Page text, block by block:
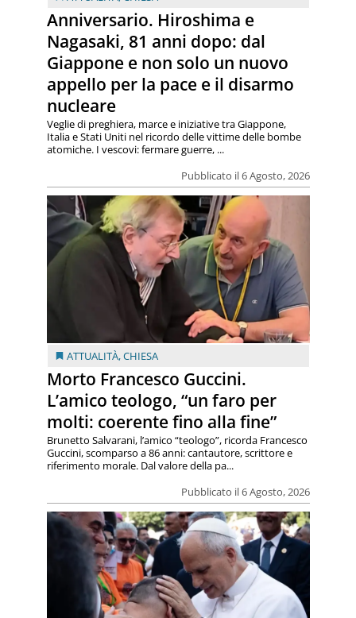
Anniversario. Hiroshima e
Nagasaki, 81 anni dopo: dal
Giappone e non solo un nuovo
appello per la pace e il disarmo
nucleare
Pubblicato il 6 Agosto, 2026
Veglie di preghiera, marce e iniziative tra Giappone,
Italia e Stati Uniti nel ricordo delle vittime delle bombe
atomiche. I vescovi: fermare guerre, ...
ATTUALITÀ,CHIESA
Morto Francesco Guccini.
L’amico teologo, “un faro per
molti: coerente fino alla fine”
Pubblicato il 6 Agosto, 2026
Brunetto Salvarani, l’amico “teologo”, ricorda Francesco
Guccini, scomparso a 86 anni: cantautore, scrittore e
riferimento morale. Dal valore della pa...